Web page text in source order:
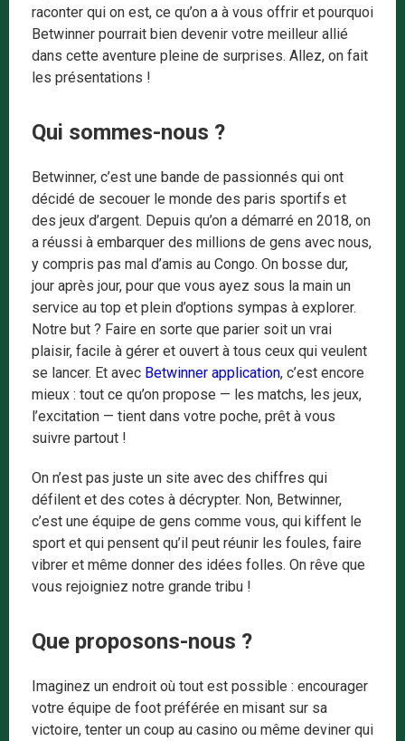
raconter qui on est, ce qu’on a à vous offrir et pourquoi
Betwinner pourrait bien devenir votre meilleur allié
dans cette aventure pleine de surprises. Allez, on fait
les présentations !
Qui sommes-nous ?
Betwinner, c’est une bande de passionnés qui ont
décidé de secouer le monde des paris sportifs et
des jeux d’argent. Depuis qu’on a démarré en 2018, on
a réussi à embarquer des millions de gens avec nous,
y compris pas mal d’amis au Congo. On bosse dur,
jour après jour, pour que vous ayez sous la main un
service au top et plein d’options sympas à explorer.
Notre but ? Faire en sorte que parier soit un vrai
plaisir, facile à gérer et ouvert à tous ceux qui veulent
se lancer. Et avec Betwinner application, c’est encore
mieux : tout ce qu’on propose — les matchs, les jeux,
l’excitation — tient dans votre poche, prêt à vous
suivre partout !
On n’est pas juste un site avec des chiffres qui
défilent et des cotes à décrypter. Non, Betwinner,
c’est une équipe de gens comme vous, qui kiffent le
sport et qui pensent qu’il peut réunir les foules, faire
vibrer et même donner des idées folles. On rêve que
vous rejoigniez notre grande tribu !
Que proposons-nous ?
Imaginez un endroit où tout est possible : encourager
votre équipe de foot préférée en misant sur sa
victoire, tenter un coup au casino ou même deviner qui